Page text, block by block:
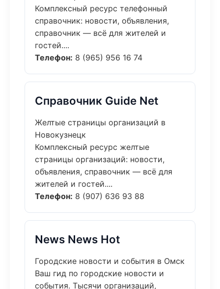
Комплексный ресурс телефонный
справочник: новости, объявления,
справочник — всё для жителей и
гостей....
Телефон: 8 (965) 956 16 74
Справочник Guide Net
Желтые страницы организаций в
Новокузнецк
Комплексный ресурс желтые
страницы организаций: новости,
объявления, справочник — всё для
жителей и гостей....
Телефон: 8 (907) 636 93 88
News News Hot
Городские новости и события в Омск
Ваш гид по городские новости и
события. Тысячи организаций,